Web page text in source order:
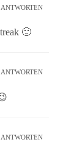
ANTWORTEN
🙂
ANTWORTEN
ANTWORTEN